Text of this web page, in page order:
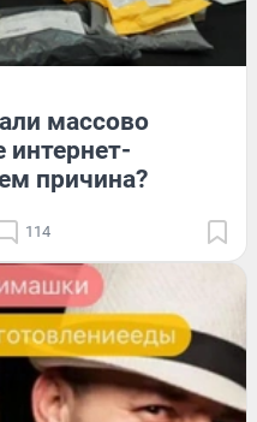
массово
причина?
114